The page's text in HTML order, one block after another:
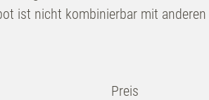
ist nicht kombinierbar mit
Preis